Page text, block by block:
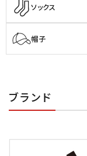
ソックス
帽子
ブランド